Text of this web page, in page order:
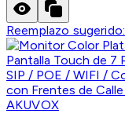
Reemplazo sugerido:
AKUVOX